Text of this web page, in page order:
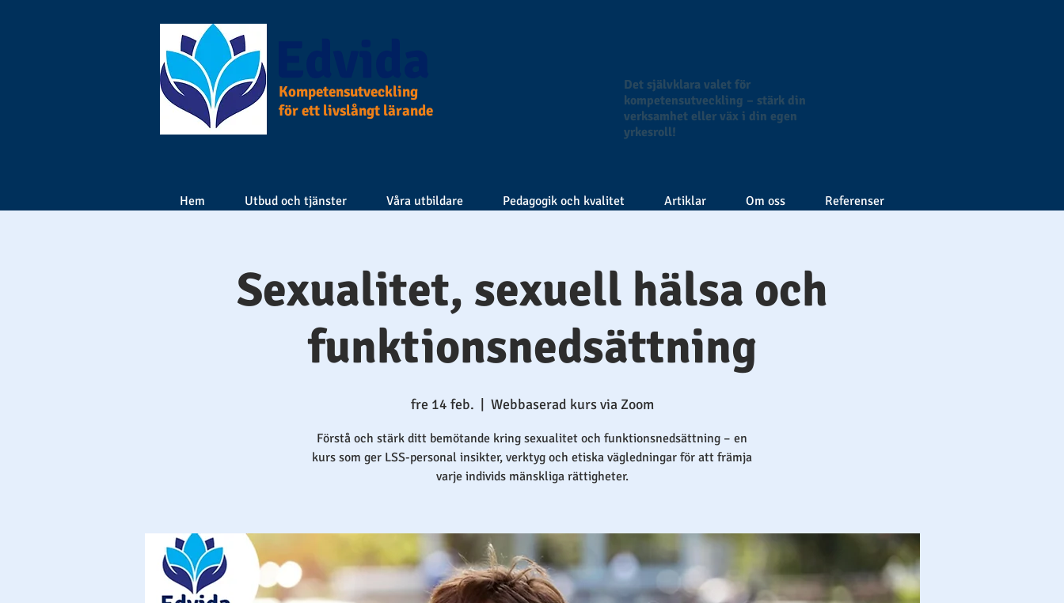
Kompetensutveckling
för ett livslångt lärande
Det självklara valet för
kompetensutveckling – stärk din
verksamhet eller väx i din egen
yrkesroll!
Hem Utbud och tjänster Våra utbildare Pedagogik och kvalitet Artiklar Om oss Referenser
Sexualitet, sexuell hälsa och
funktionsnedsättning
fre 14 feb. Webbaserad kurs via Zoom
Förstå och stärk ditt bemötande kring sexualitet och funktionsnedsättning – en
kurs som ger LSS-personal insikter, verktyg och etiska vägledningar för att främja
varje individs mänskliga rättigheter.